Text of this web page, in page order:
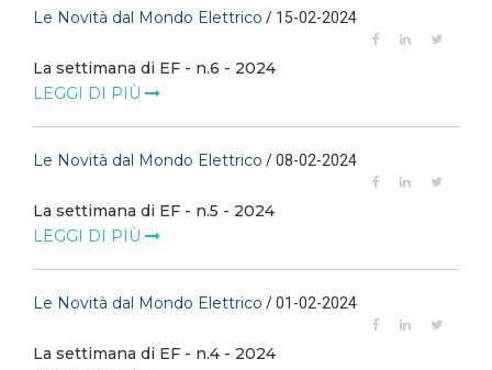
Le Novità dal Mondo Elettrico / 15-02-2024
La settimana di EF - n.6 - 2024
LEGGI DI PIÙ
Le Novità dal Mondo Elettrico / 08-02-2024
La settimana di EF - n.5 - 2024
LEGGI DI PIÙ
Le Novità dal Mondo Elettrico / 01-02-2024
La settimana di EF - n.4 - 2024